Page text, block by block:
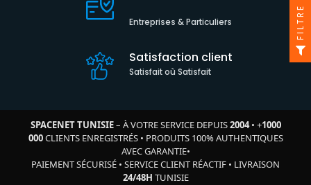
Entreprises & Particuliers
Satisfaction client
Satisfait où Satisfait
SPACENET TUNISIE– À VOTRE SERVICE DEPUIS2004• +1000
000CLIENTS ENREGISTRÉS• PRODUITS 100% AUTHENTIQUES
AVEC GARANTIE•
PAIEMENT SÉCURISÉ • SERVICE CLIENT RÉACTIF • LIVRAISON
24/48H TUNISIE
FILTRE